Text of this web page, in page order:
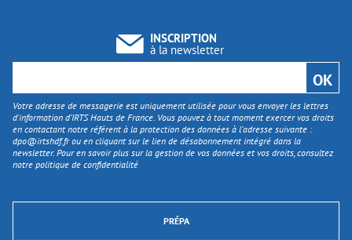
INSCRIPTION
à la newsletter
Votre adresse de messagerie est uniquement utilisée pour vous envoyer les lettres
d'information d’IRTS Hauts de France. Vous pouvez à tout moment exercer vos droits
en contactant notre référent à la protection des données à l’adresse suivante :
dpo@irtshdf.frou en cliquant sur le lien de désabonnement intégré dans la
newsletter. Pour en savoir plus sur la gestion de vos données et vos droits, consultez
notre politique de confidentialité
PRÉPA